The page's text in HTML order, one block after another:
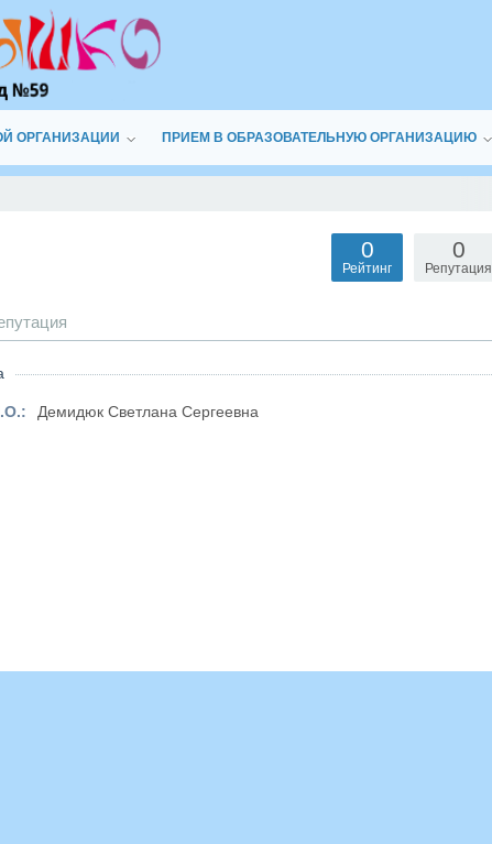
ОРГАНИЗАЦИИ ПРИЕМ В ОБРАЗОВАТЕЛЬНУЮ ОРГАНИЗАЦИЮ
0
Репутация
0
Рейтинг
Демидюк Светлана Сергеевна